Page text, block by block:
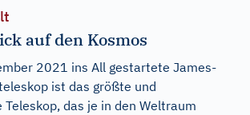
auf den Kosmos
2021 ins All gestartete James-
ist das größte und
das je in den Weltraum